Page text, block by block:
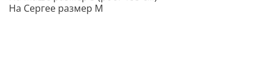
На Сергее размер M